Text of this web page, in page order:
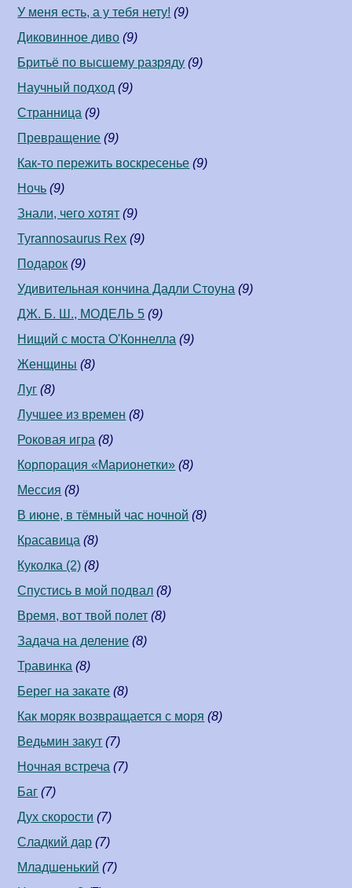
У меня есть, а у тебя нету! (9)
Диковинное диво (9)
Бритьё по высшему разряду (9)
Научный подход (9)
Странница (9)
Превращение (9)
Как-то пережить воскресенье (9)
Ночь (9)
Знали, чего хотят (9)
Tyrannosaurus Rex (9)
Подарок (9)
Удивительная кончина Дадли Стоуна (9)
ДЖ. Б. Ш., МОДЕЛЬ 5 (9)
Нищий с моста О'Коннелла (9)
Женщины (8)
Луг (8)
Лучшее из времен (8)
Роковая игра (8)
Корпорация «Марионетки» (8)
Мессия (8)
В июне, в тёмный час ночной (8)
Красавица (8)
Куколка (2) (8)
Спустись в мой подвал (8)
Время, вот твой полет (8)
Задача на деление (8)
Травинка (8)
Берег на закате (8)
Как моряк возвращается с моря (8)
Ведьмин закут (7)
Ночная встреча (7)
Баг (7)
Дух скорости (7)
Сладкий дар (7)
Младшенький (7)